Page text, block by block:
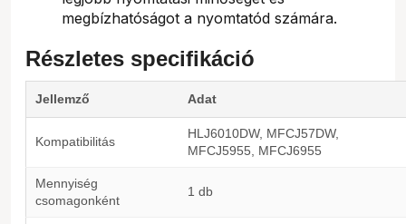
megbízhatóságot a nyomtatód számára.
Részletes specifikáció
Jellemző Adat
Kompatibilitás
HLJ6010DW, MFCJ57DW,
MFCJ5955, MFCJ6955
Mennyiség
csomagonként
1 db